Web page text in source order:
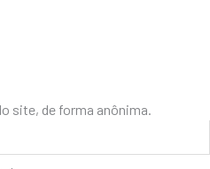
site, de forma anônima.